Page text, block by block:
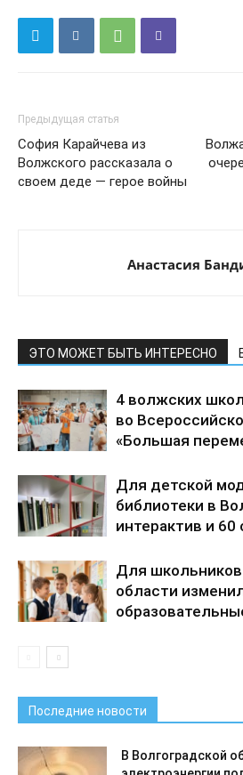
Предыдущая статья
София Карайчева из
Волжского рассказала о
своем деде — герое войны
Анастасия
ЭТО МОЖЕТ БЫТЬ ИНТЕРЕСНО
4 волжских
во
«Большая
Для детской
библиотеки в
интерактив и
Для школьников
области
Последние новости
В Волгоградской